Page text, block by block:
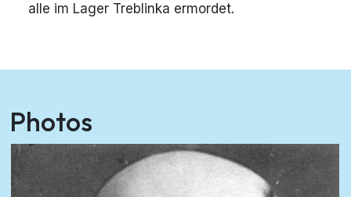
alle im Lager Treblinka ermordet.
Photos